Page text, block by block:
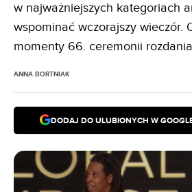
w najważniejszych kategoriach
wspominać wczorajszy wieczór.
momenty 66. ceremonii
ANNA BORTNIAK
DODAJ DO ULUBIONYCH W